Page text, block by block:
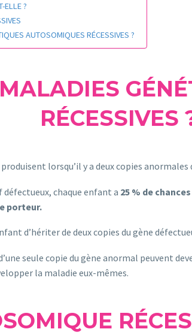
ELLE ?
AUTOSOMIQUES RÉCESSIVES ?
RÉCESSIVES
produisent lorsqu’il y a deux copies anormales
défectueux, chaque enfant a 25 % de
porteur.
d’hériter de deux copies du gène
seule copie du gène anormal peuvent
la maladie eux-mêmes.